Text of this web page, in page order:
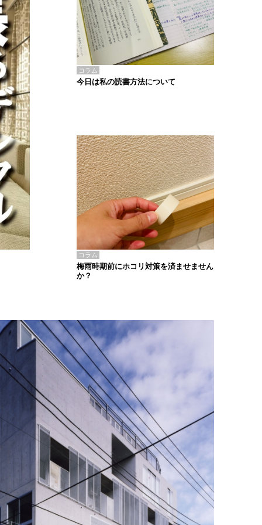
コラム
今日は私の読書方法について
コラム
梅雨時期前にホコリ対策を済ませません
か？